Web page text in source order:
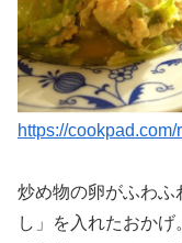
https://
炒め物の卵がふわふ
し」を入れたおか